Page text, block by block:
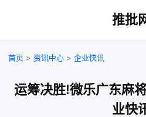
推批
首页 > 资讯中心 > 企业快讯
运筹决胜!微乐广东麻
业快